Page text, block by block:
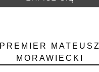
PREMIER MATEUSZ
MORAWIECKI